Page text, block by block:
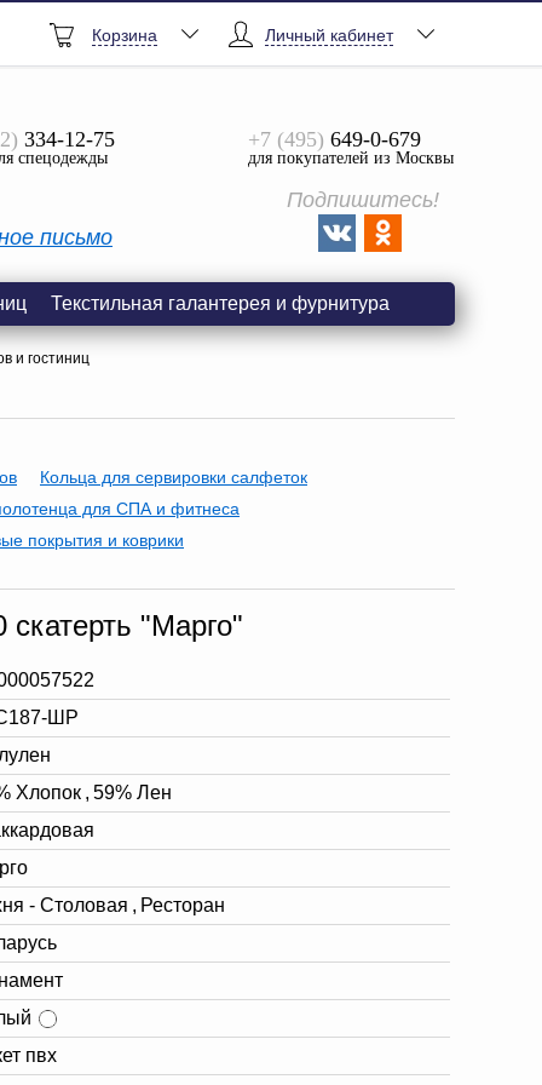
Личный кабинет
Корзина
334-12-75
спецодежды
+7 (495) 649-0-679
для покупателей из Москвы
письмо
Подпишитесь!
Текстильная галантерея и фурнитура
и гостиниц
Кольца для сервировки салфеток
для СПА и фитнеса
покрытия и коврики
"Марго"
ШР
Хлопок , 59% Лен
- Столовая , Ресторан
пвх